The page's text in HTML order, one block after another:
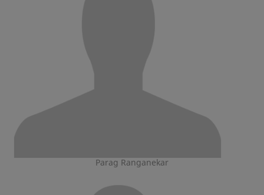
Parag Ranganekar